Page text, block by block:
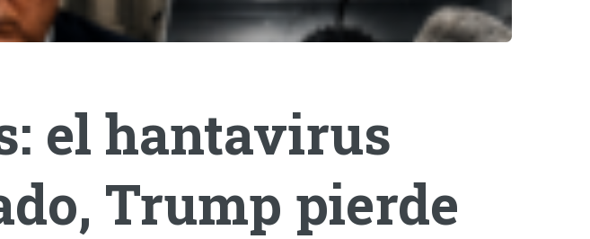
el hantavirus
Trump pierde